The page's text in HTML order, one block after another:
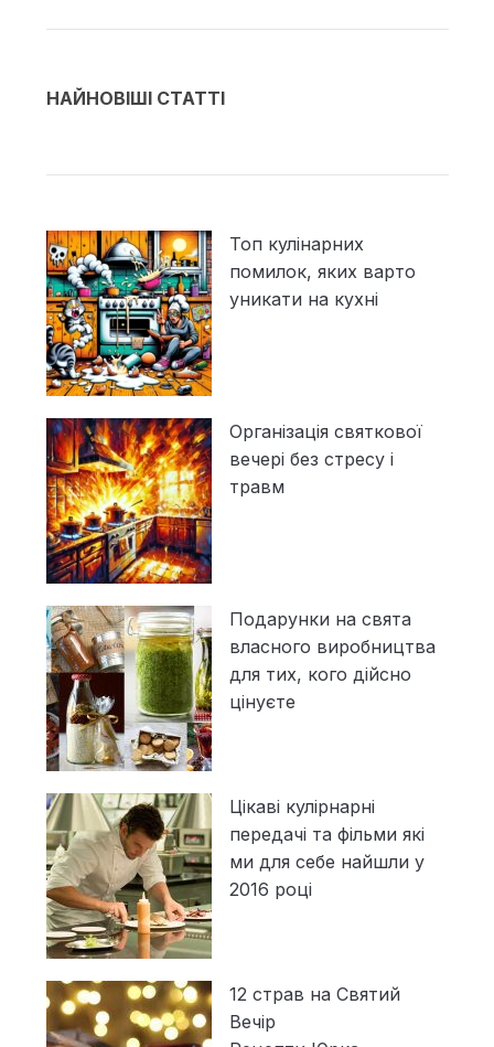
НАЙНОВІШІ СТАТТІ
Топ кулінарних
помилок, яких варто
уникати на кухні
Організація святкової
вечері без стресу і
травм
Подарунки на свята
власного виробництва
для тих, кого дійсно
цінуєте
Цікаві кулірнарні
передачі та фільми які
ми для себе найшли у
2016 році
12 страв на Святий
Вечір